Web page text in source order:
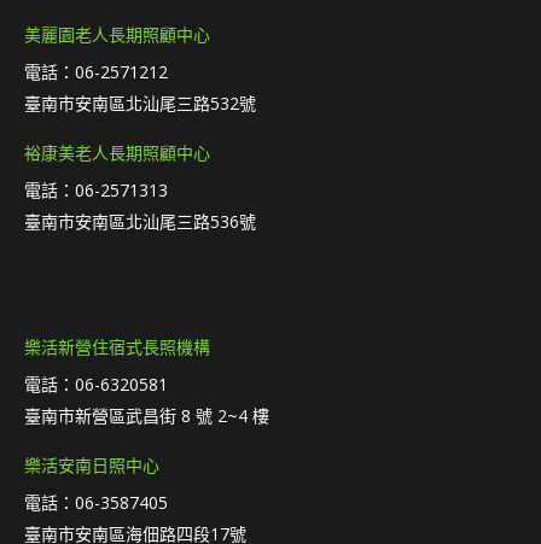
美麗園老人長期照顧中心
電話：06-2571212
臺南市安南區北汕尾三路532號
裕康美老人長期照顧中心
電話：06-2571313
臺南市安南區北汕尾三路536號
樂活新營住宿式長照機構
電話：06-6320581
臺南市新營區武昌街 8 號 2~4 樓
樂活安南日照中心
電話：06-3587405
臺南市安南區海佃路四段17號